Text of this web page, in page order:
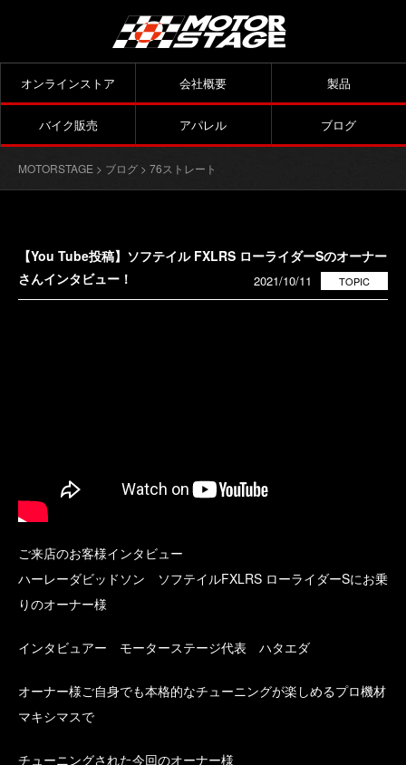
オンラインストア 会社概要 製品
バイク販売 アパレル ブログ
MOTORSTAGE > ブログ > 76ストレート
【You Tube投稿】ソフテイル FXLRS ローライダーSのオーナー
さんインタビュー！
TOPIC
2021/10/11
ご来店のお客様インタビュー
ハーレーダビッドソン ソフテイルFXLRS ローライダーSにお乗
りのオーナー様
インタビュアー モーターステージ代表 ハタエダ
オーナー様ご自身でも本格的なチューニングが楽しめるプロ機材
マキシマスで
チューニングされた今回のオーナー様